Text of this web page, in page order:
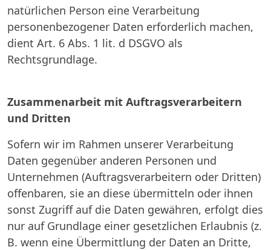
natürlichen Person eine Verarbeitung
personenbezogener Daten erforderlich machen,
dient Art. 6 Abs. 1 lit. d DSGVO als
Rechtsgrundlage.
Zusammenarbeit mit Auftragsverarbeitern
und Dritten
Sofern wir im Rahmen unserer Verarbeitung
Daten gegenüber anderen Personen und
Unternehmen (Auftragsverarbeitern oder Dritten)
offenbaren, sie an diese übermitteln oder ihnen
sonst Zugriff auf die Daten gewähren, erfolgt dies
nur auf Grundlage einer gesetzlichen Erlaubnis (z.
B. wenn eine Übermittlung der Daten an Dritte,